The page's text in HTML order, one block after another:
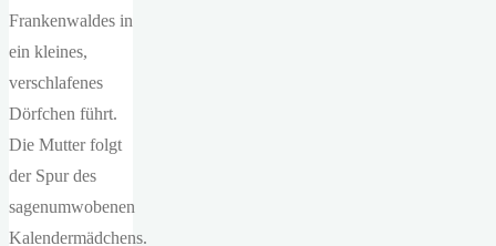
Frankenwaldes in
ein kleines,
verschlafenes
Dörfchen führt.
Die Mutter folgt
der Spur des
sagenumwobenen
Kalendermädchens.